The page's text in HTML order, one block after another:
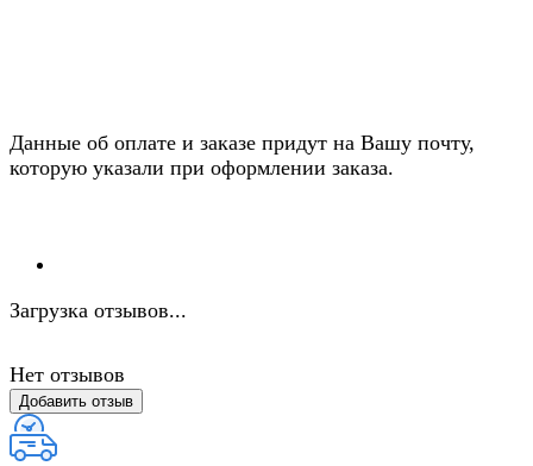
Данные об оплате и заказе придут на Вашу почту,
которую указали при оформлении заказа.
Загрузка отзывов...
Нет отзывов
Добавить отзыв